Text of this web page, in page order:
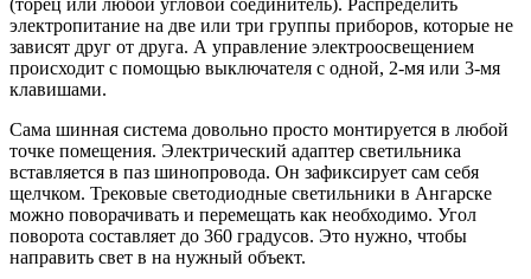
(торец или любой угловой соединитель). Распределить
электропитание на две или три группы приборов, которые не
зависят друг от друга. А управление электроосвещением
происходит с помощью выключателя с одной, 2-мя или 3-мя
клавишами.
Сама шинная система довольно просто монтируется в любой
точке помещения. Электрический адаптер светильника
вставляется в паз шинопровода. Он зафиксирует сам себя
щелчком. Трековые светодиодные светильники в Ангарске
можно поворачивать и перемещать как необходимо. Угол
поворота составляет до 360 градусов. Это нужно, чтобы
направить свет в на нужный объект.